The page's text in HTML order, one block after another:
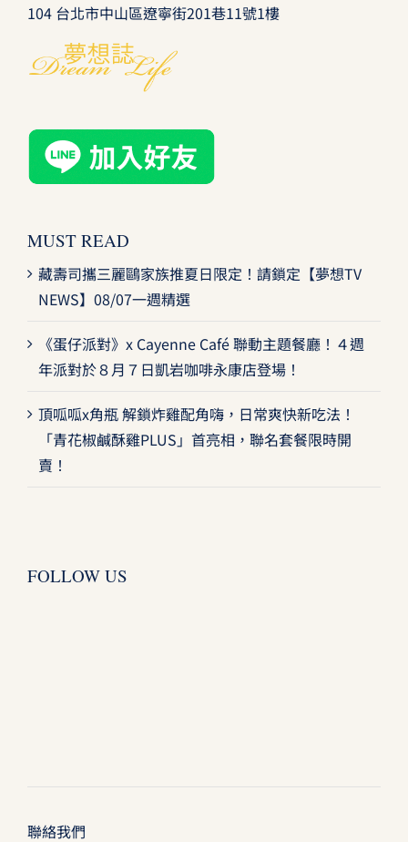
104 台北市中山區遼寧街201巷11號1樓
MUST READ
藏壽司攜三麗鷗家族推夏日限定！請鎖定【夢想TV
NEWS】08/07一週精選
《蛋仔派對》x Cayenne Café 聯動主題餐廳！４週
年派對於８月７日凱岩咖啡永康店登場！
頂呱呱x角瓶 解鎖炸雞配角嗨，日常爽快新吃法！
「青花椒鹹酥雞PLUS」首亮相，聯名套餐限時開
賣！
FOLLOW US
聯絡我們